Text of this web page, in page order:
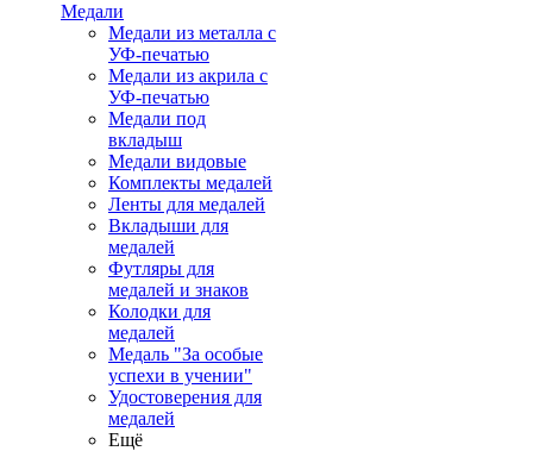
Медали
Медали из металла с
УФ-печатью
Медали из акрила с
УФ-печатью
Медали под
вкладыш
Медали видовые
Комплекты медалей
Ленты для медалей
Вкладыши для
медалей
Футляры для
медалей и знаков
Колодки для
медалей
Медаль "За особые
успехи в учении"
Удостоверения для
медалей
Ещё